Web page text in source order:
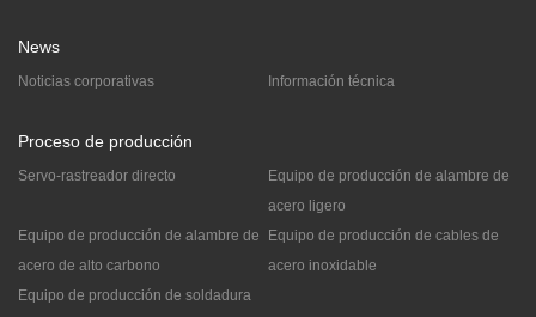
News
Noticias corporativas Información técnica
Proceso de producción
Servo-rastreador directo
Equipo de producción de alambre de
acero ligero
Equipo de producción de alambre de
acero de alto carbono
Equipo de producción de cables de
acero inoxidable
Equipo de producción de soldadura